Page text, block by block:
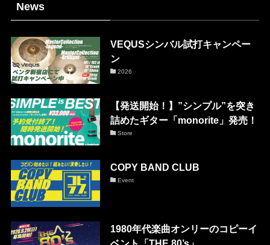
News
VEQUSシンバル試打キャンペー
ン
2026
【発送開始！】”シンプル”を突き
詰めたギター「monorite」発売！
Store
COPY BAND CLUB
Event
1980年代楽曲オンリーのコピーイ